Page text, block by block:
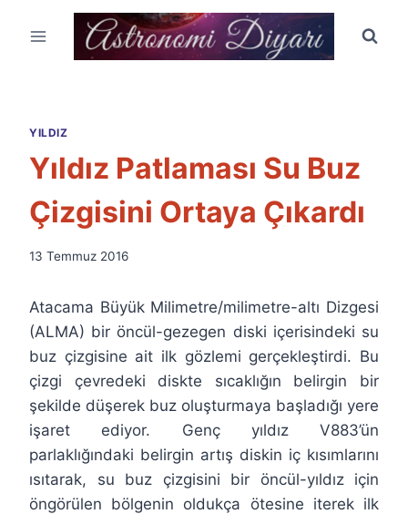
YILDIZ
Yıldız Patlaması Su Buz
Çizgisini Ortaya Çıkardı
By
Özyar
13 Temmuz 2016
Atacama Büyük Milimetre/milimetre-altı Dizgesi
(ALMA) bir öncül-gezegen diski içerisindeki su
buz çizgisine ait ilk gözlemi gerçekleştirdi. Bu
çizgi çevredeki diskte sıcaklığın belirgin bir
şekilde düşerek buz oluşturmaya başladığı yere
işaret ediyor. Genç yıldız V883’ün
parlaklığındaki belirgin artış diskin iç kısımlarını
ısıtarak, su buz çizgisini bir öncül-yıldız için
öngörülen bölgenin oldukça ötesine iterek ilk